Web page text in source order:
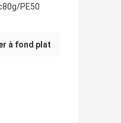
PE50
à fond plat